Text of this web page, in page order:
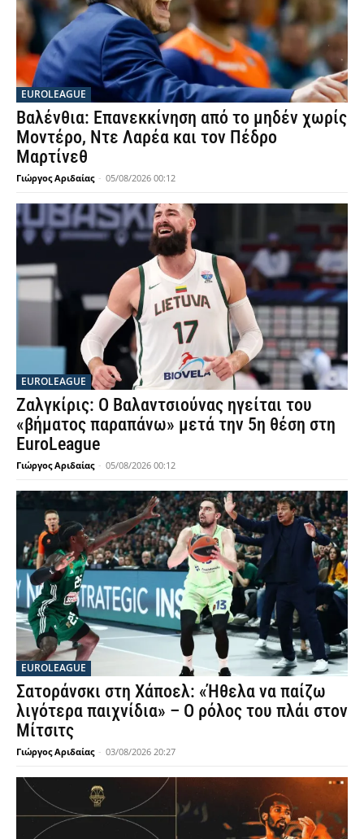
EUROLEAGUE
Βαλένθια: Επανεκκίνηση από το μηδέν χωρίς
Μοντέρο, Ντε Λαρέα και τον Πέδρο
Μαρτίνεθ
Γιώργος Αριδαίας - 05/08/2026 00:12
EUROLEAGUE
Ζαλγκίρις: Ο Βαλαντσιούνας ηγείται του
«βήματος παραπάνω» μετά την 5η θέση στη
EuroLeague
Γιώργος Αριδαίας - 05/08/2026 00:12
EUROLEAGUE
Σατοράνσκι στη Χάποελ: «Ήθελα να παίζω
λιγότερα παιχνίδια» – Ο ρόλος του πλάι στον
Μίτσιτς
Γιώργος Αριδαίας - 03/08/2026 20:27